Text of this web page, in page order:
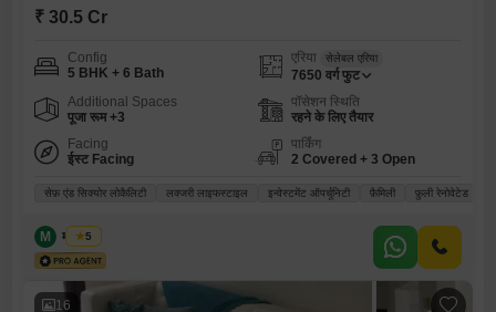
₹ 30.5 Cr
Config
5 BHK + 6 Bath
एरिया सेलेबल एरिया
7650 वर्ग फुट
Additional Spaces
पूजा रूम +3
पॉसेशन स्थिति
रहने के लिए तैयार
Facing
ईस्ट Facing
पार्किंग
2 Covered + 3 Open
सेफ़ एंड सिक्योर लोकैलिटी लक्जरी लाइफस्टाइल इन्वेस्टमेंट ऑपर्चूनिटी फ़ैमिली फ़ुली रेनोवेटेड
M मोनू शर्मा
5
16